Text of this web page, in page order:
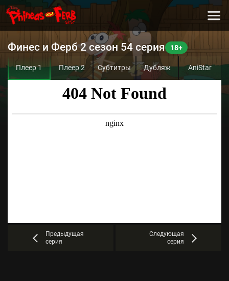
Финес и Ферб 2 сезон 54 серия
Плеер 1 Плеер 2 Субтитры Дубляж AniStar
Предыдущая
серия
Следующая
серия